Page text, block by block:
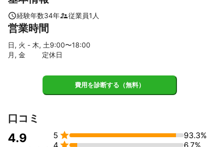
では自分の作品撮りで職人(刀鍛冶)さんを長年撮影。芸術大学での
講師、カメラメーカーの講師もしています。写真展や写真集も出
物、ポートレート撮影(VIP社長様撮影)、出張撮影、料理撮影、会
社案内撮影、学校案内撮影、インテリア撮影、建築撮影など対応
これまでの実績
日経BP社　株式会社リクルート　凸版印刷株式会社　株式会社大
広　株式会社ニコンイメージングジャパン　ミキハウス子育て総
アピールポイント
ベテランになると(見られると)簡単な仕事の発注が極端に減りま
す。最近では大学で講師やカメラメーカーの写真講師といい、伝
経験年数34年 従業員1 人
営業時間
日, 火 - 木, 土9:00〜18:00
月, 金
定休日
費用を診断する（無料）
口コミ
4.9 5 
93.3%
4 
6.7%